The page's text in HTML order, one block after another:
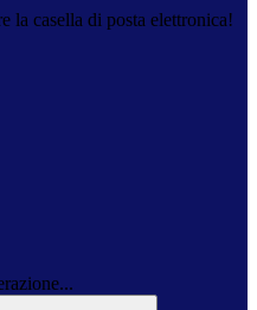
la casella di posta elettronica!